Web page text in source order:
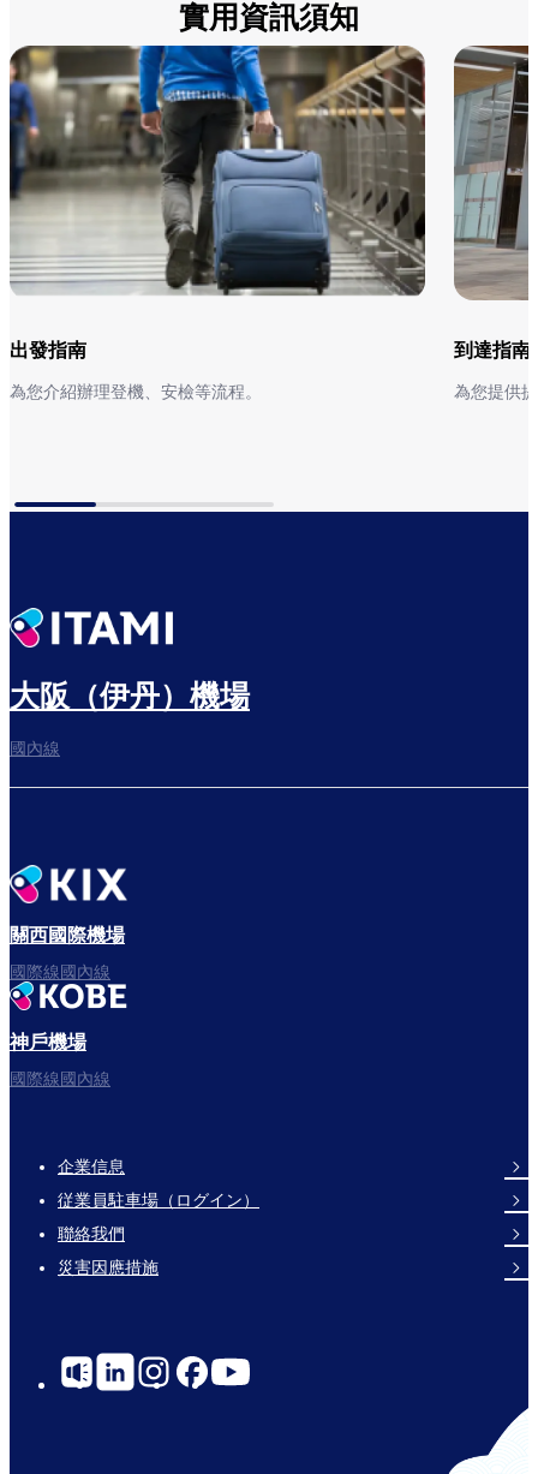
實用資訊須知
出發指南
為您介紹辦理登機、安檢等流程。
到達指南
為您提供
大阪（伊丹）機場
國內線
關西國際機場
國際線國內線
神戶機場
國際線國內線
Footer
Links
企業信息
従業員駐車場（ログイン）
聯絡我們
災害因應措施
Social